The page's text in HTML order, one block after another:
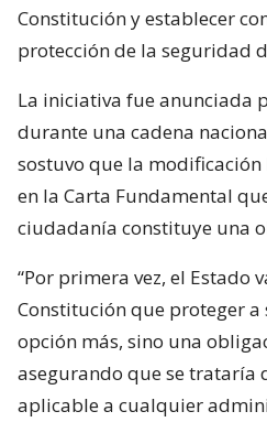
Constitución y establecer
protección de la seguridad
La iniciativa fue anunciada
durante una cadena
sostuvo que la
en la Carta Fundamental
ciudadanía constituye una
“Por primera vez, el Estado
Constitución que proteger a
opción más, sino una
asegurando que se trataría
aplicable a cualquier